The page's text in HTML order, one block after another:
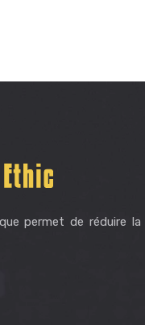
permet de réduire